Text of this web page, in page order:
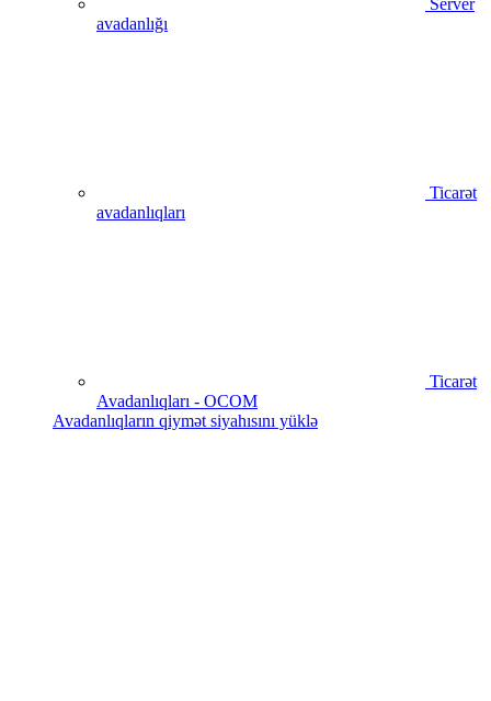
avadanlığı
Ticarət
avadanlıqları
Ticarət
Avadanlıqları - OCOM
Avadanlıqların qiymət siyahısını yüklə